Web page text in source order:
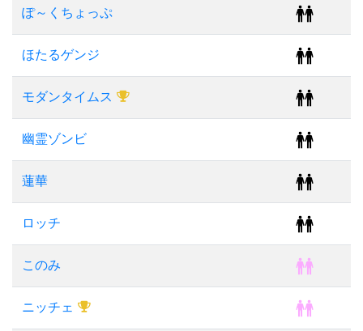
ぽ～くちょっぷ
ほたるゲンジ
モダンタイムス
幽霊ゾンビ
蓮華
ロッチ
このみ
ニッチェ